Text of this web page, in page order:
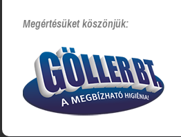
Kéztörlő papír adagoló, Xpress
Multifold,, Tork
Megértésüket köszönjük: